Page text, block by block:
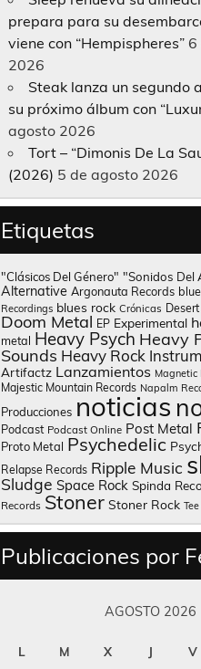
prepara para su
viene con “Hempispheres” 6
2026
Steak lanza un segundo
su próximo álbum con
agosto 2026
Tort – “Dimonis De La
(2026) 5 de agosto 2026
Etiquetas
"Clásicos Del Género" "Sonidos Del
Alternative Argonauta Records
Recordings blues rock Crónicas
Doom Metal EP Experimental
metal Heavy Psych Heavy
Sounds Heavy Rock
Artifactz Lanzamientos Magnetic
Majestic Mountain Records Napalm
Producciones noticias
Podcast Podcast Online Post Metal
Proto Metal Psychedelic
Relapse Records Ripple Music
Sludge Space Rock Spinda
Records Stoner Stoner Rock
Publicaciones por
AGOSTO 2026
L M X J V